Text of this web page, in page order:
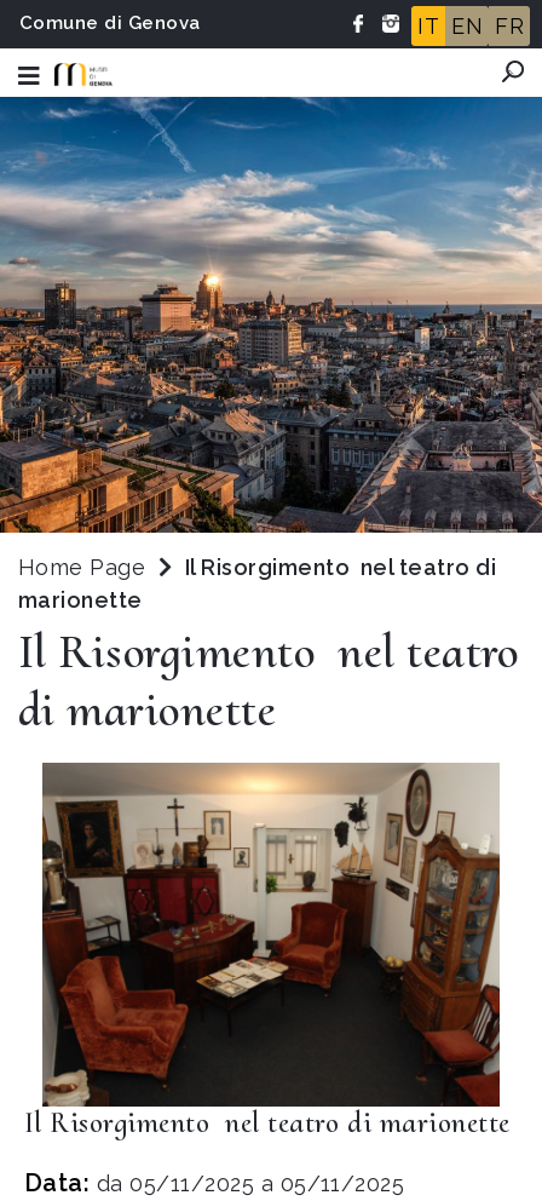
Comune di Genova IT EN FR
Home Page
Il Risorgimento nel teatro di
marionette
Il Risorgimento nel teatro
di marionette
Il Risorgimento nel teatro di marionette
Data: da 05/11/2025 a 05/11/2025